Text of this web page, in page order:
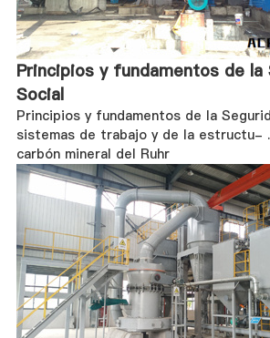
Principios y fundamentos de la
Social
Principios y fundamentos de la
sistemas de trabajo y de la estructu-
carbón mineral del Ruhr